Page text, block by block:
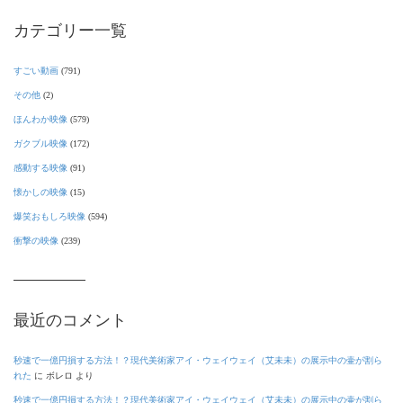
カテゴリー一覧
すごい動画 (791)
その他 (2)
ほんわか映像 (579)
ガクブル映像 (172)
感動する映像 (91)
懐かしの映像 (15)
爆笑おもしろ映像 (594)
衝撃の映像 (239)
最近のコメント
秒速で一億円損する方法！？現代美術家アイ・ウェイウェイ（艾未未）の展示中の壷が割ら
れた に ボレロ より
秒速で一億円損する方法！？現代美術家アイ・ウェイウェイ（艾未未）の展示中の壷が割ら